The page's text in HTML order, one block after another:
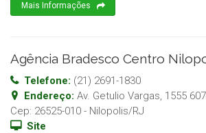
Mais Informações
Agência Bradesco Centro
Telefone: (21) 2691-1830
Endereço: Av. Getulio Vargas, 1555
Cep: 26525-010 - Nilopolis/RJ
Site